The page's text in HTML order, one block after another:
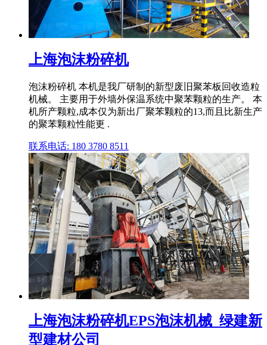
上海泡沫粉碎机
泡沫粉碎机 本机是我厂研制的新型废旧聚苯板回收造粒
机械。 主要用于外墙外保温系统中聚苯颗粒的生产。 本
机所产颗粒,成本仅为新出厂聚苯颗粒的13,而且比新生产
的聚苯颗粒性能更 .
联系电话: 180 3780 8511
上海泡沫粉碎机EPS泡沫机械_绿建新
型建材公司